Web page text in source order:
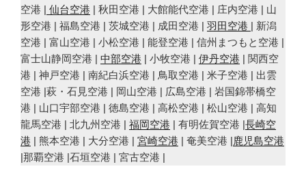
空港 | 仙台空港 | 秋田空港 | 大館能代空港 | 庄内空港 | 山
形空港 | 福島空港 | 茨城空港 | 成田空港 | 羽田空港 | 新潟
空港 | 富山空港 | 小松空港 | 能登空港 | 信州まつもと空港 |
富士山静岡空港 | 中部空港 | 小牧空港 | 伊丹空港 | 関西空
港 | 神戸空港 | 南紀白浜空港 | 鳥取空港 | 米子空港 | 出雲
空港 |萩・石見空港 | 岡山空港 | 広島空港 | 岩国錦帯橋空
港 | 山口宇部空港 | 徳島空港 | 高松空港 | 松山空港 | 高知
龍馬空港 | 北九州空港 | 福岡空港 | 有明佐賀空港 |長崎空
港 | 熊本空港 | 大分空港 | 宮崎空港 | 奄美空港 |鹿児島空港
|那覇空港 |石垣空港 | 宮古空港 |